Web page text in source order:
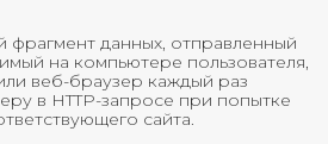
данных, отправленный
на компьютере пользователя,
веб-браузер каждый раз
в HTTP-запросе при попытке
сайта.